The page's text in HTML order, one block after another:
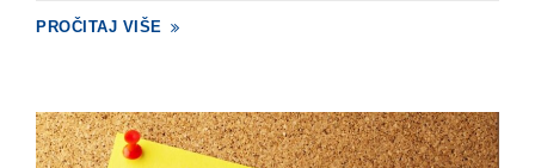
PROČITAJ VIŠE